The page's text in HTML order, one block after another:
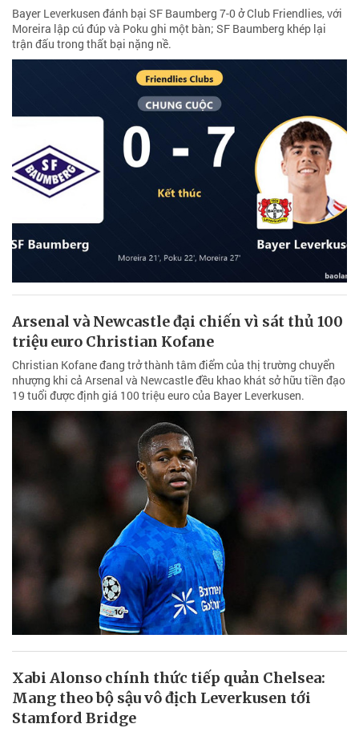
Bayer Leverkusen đánh bại SF Baumberg 7-0 ở Club Friendlies, với
Moreira lập cú đúp và Poku ghi một bàn; SF Baumberg khép lại
trận đấu trong thất bại nặng nề.
Arsenal và Newcastle đại chiến vì sát thủ 100
triệu euro Christian Kofane
Christian Kofane đang trở thành tâm điểm của thị trường chuyển
nhượng khi cả Arsenal và Newcastle đều khao khát sở hữu tiền đạo
19 tuổi được định giá 100 triệu euro của Bayer Leverkusen.
Xabi Alonso chính thức tiếp quản Chelsea:
Mang theo bộ sậu vô địch Leverkusen tới
Stamford Bridge